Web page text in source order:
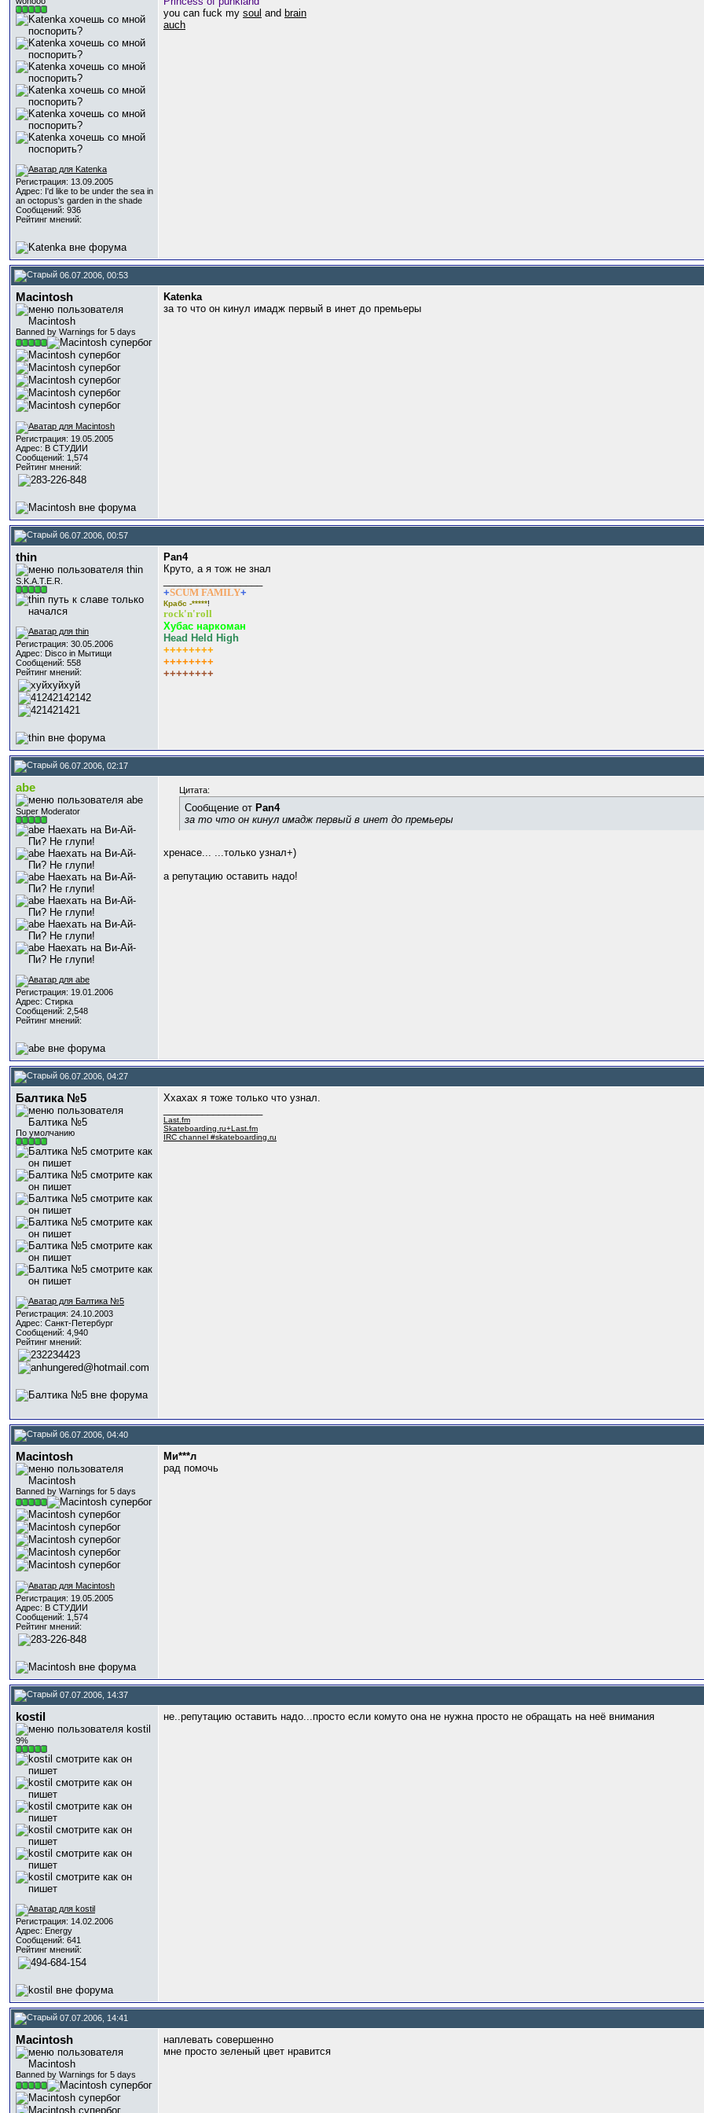
Регистрация: 13.09.2005
Адрес: I'd like to be under the sea in
an octopus's garden in the shade
Сообщений: 936
Рейтинг мнений:
you can fuck my soul and brain
auch
06.07.2006, 00:53
Macintosh
Banned by Warnings for 5 days
Регистрация: 19.05.2005
Адрес: В СТУДИИ
Сообщений: 1,574
Рейтинг мнений:
Katenka
за то что он кинул имадж первый в инет до премьеры
06.07.2006, 00:57
thin
S.K.A.T.E.R.
Регистрация: 30.05.2006
Адрес: Disco in Мытищи
Сообщений: 558
Рейтинг мнений:
Pan4
Круто, а я тож не знал
+SCUM FAMILY+
Крабс -*****!
rock'n'roll
Хубас наркоман
Head Held High
++++++++
++++++++
++++++++
06.07.2006, 02:17
abe
Super Moderator
Регистрация: 19.01.2006
Адрес: Стирка
Сообщений: 2,548
Рейтинг мнений:
Цитата:
Сообщение от Pan4
за то что он кинул имадж первый в инет до премьеры
хренасе... ...только узнал+)
а репутацию оставить надо!
06.07.2006, 04:27
Балтика №5
По умолчанию
Регистрация: 24.10.2003
Адрес: Санкт-Петербург
Сообщений: 4,940
Рейтинг мнений:
Ххахах я тоже только что узнал.
Last.fm
Skateboarding.ru+Last.fm
IRC channel #skateboarding.ru
06.07.2006, 04:40
Macintosh
Banned by Warnings for 5 days
Регистрация: 19.05.2005
Адрес: В СТУДИИ
Сообщений: 1,574
Рейтинг мнений:
Ми***л
рад помочь
07.07.2006, 14:37
kostil
9%
Регистрация: 14.02.2006
Адрес: Energy
Сообщений: 641
Рейтинг мнений:
не..репутацию оставить надо...просто если комуто она не нужна просто не обращать на неё внимания
07.07.2006, 14:41
Macintosh
Banned by Warnings for 5 days
наплевать совершенно
мне просто зеленый цвет нравится